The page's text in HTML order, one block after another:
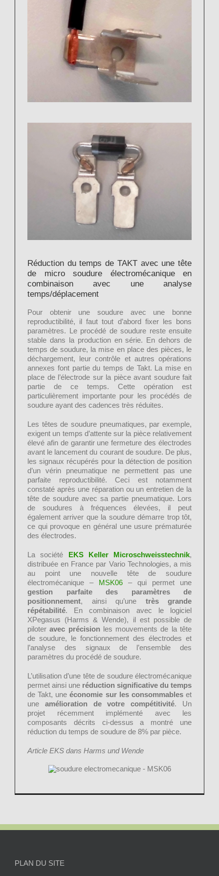
Réduction du temps de TAKT avec une tête
de micro soudure électromécanique en
combinaison avec une analyse
temps/déplacement
Pour obtenir une soudure avec une bonne
reproductibilité, il faut tout d’abord fixer les bons
paramètres. Le procédé de soudure reste ensuite
stable dans la production en série. En dehors de
temps de soudure, la mise en place des pièces, le
déchargement, leur contrôle et autres opérations
annexes font partie du temps de Takt. La mise en
place de l’électrode sur la pièce avant soudure fait
partie de ce temps. Cette opération est
particulièrement importante pour les procédés de
soudure ayant des cadences très réduites.
Les têtes de soudure pneumatiques, par exemple,
exigent un temps d’attente sur la pièce relativement
élevé afin de garantir une fermeture des électrodes
avant le lancement du courant de soudure. De plus,
les signaux récupérés pour la détection de position
d’un vérin pneumatique ne permettent pas une
parfaite reproductibilité. Ceci est notamment
constaté après une réparation ou un entretien de la
tête de soudure avec sa partie pneumatique. Lors
de soudures à fréquences élevées, il peut
également arriver que la soudure démarre trop tôt,
ce qui provoque en général une usure prématurée
des électrodes.
La société EKS Keller Microschweisstechnik,
distribuée en France par Vario Technologies, a mis
au point une nouvelle tête de soudure
électromécanique – MSK06 – qui permet une
gestion parfaite des paramètres de
positionnement, ainsi qu’une très grande
répétabilité. En combinaison avec le logiciel
XPegasus (Harms & Wende), il est possible de
piloteravec précisionles mouvements de la tête
de soudure, le fonctionnement des électrodes et
l’analyse des signaux de l’ensemble des
paramètres du procédé de soudure.
L’utilisation d’une tête de soudure électromécanique
permet ainsi une réduction significative du temps
de Takt, uneéconomie sur les consommableset
une amélioration de votre compétitivité. Un
projet récemment implémenté avec les
composants décrits ci-dessus a montré une
réduction du temps de soudure de 8% par pièce.
Article EKS dans Harms und Wende
PLAN DU SITE